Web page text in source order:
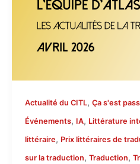
Actualité du CITL, Ça s'est
Événements, IA, Littérature
littéraire, Prix littéraires de
sur la traduction, Traduction,